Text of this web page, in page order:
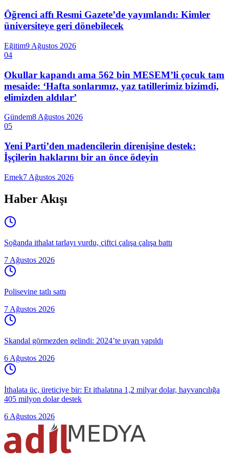
Öğrenci affı Resmi Gazete’de yayımlandı: Kimler
üniversiteye geri dönebilecek
Eğitim9 Ağustos 2026
04
Okullar kapandı ama 562 bin MESEM’li çocuk tam
mesaide: ‘Hafta sonlarımız, yaz tatillerimiz bizimdi,
elimizden aldılar’
Gündem8 Ağustos 2026
05
Yeni Parti’den madencilerin direnişine destek:
İşçilerin haklarını bir an önce ödeyin
Emek7 Ağustos 2026
Haber Akışı
Soğanda ithalat tarlayı vurdu, çiftçi çalışa çalışa battı
7 Ağustos 2026
Polisevine tatlı sattı
7 Ağustos 2026
Skandal görmezden gelindi: 2024’te uyarı yapıldı
6 Ağustos 2026
İthalata üç, üreticiye bir: Et ithalatına 1,2 milyar dolar, hayvancılığa
405 milyon dolar destek
6 Ağustos 2026